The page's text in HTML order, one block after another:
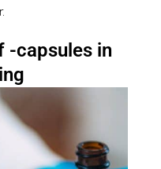
-capsules in